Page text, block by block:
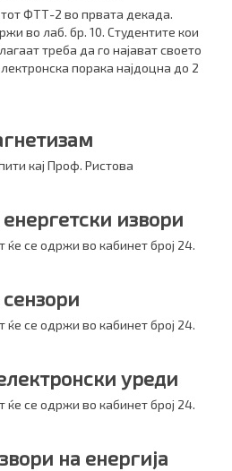
ФТТ-2 во првата декада.
во лаб. бр. 10. Студентите кои
треба да го најават своето
порака најдоцна до 2
кај Проф. Ристова
извори
ќе се одржи во кабинет број 24.
ќе се одржи во кабинет број 24.
уреди
ќе се одржи во кабинет број 24.
на енергија